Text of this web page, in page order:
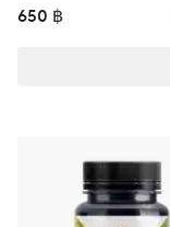
650 ฿